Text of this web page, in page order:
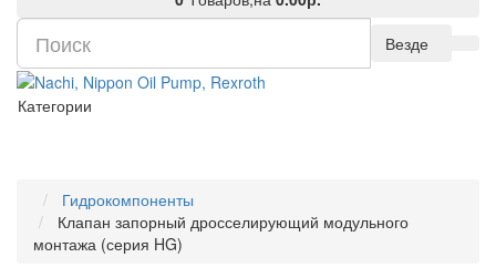
Везде
Категории
Гидрокомпоненты
Клапан запорный дросселирующий модульного
монтажа (серия HG)